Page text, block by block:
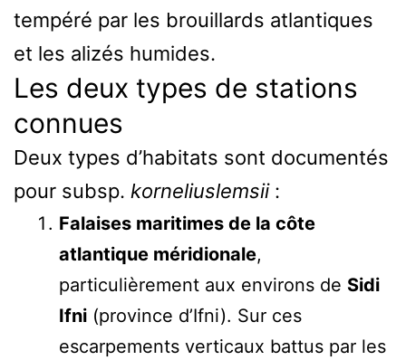
tempéré par les brouillards atlantiques
et les alizés humides.
Les deux types de stations
connues
Deux types d’habitats sont documentés
pour subsp. korneliuslemsii:
Falaises maritimes de la côte
atlantique méridionale,
particulièrement aux environs de Sidi
Ifni (province d’Ifni). Sur ces
escarpements verticaux battus par les